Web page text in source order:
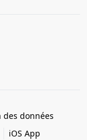
des données
iOS App